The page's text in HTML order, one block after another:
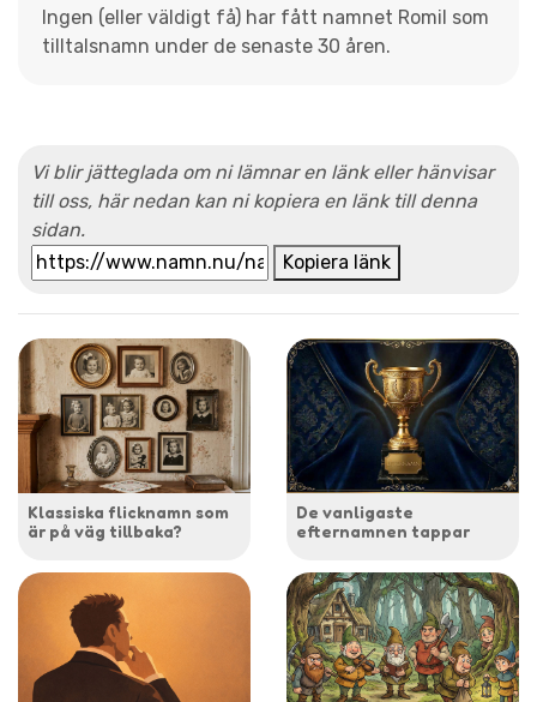
Ingen (eller väldigt få) har fått namnet Romil som
tilltalsnamn under de senaste 30 åren.
Vi blir jätteglada om ni lämnar en länk eller hänvisar
till oss, här nedan kan ni kopiera en länk till denna
sidan.
Kopiera länk
Klassiska flicknamn som
är på väg tillbaka?
De vanligaste
efternamnen tappar